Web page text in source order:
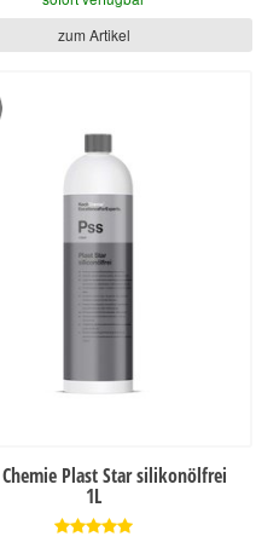
zum Artikel
Plast Star silikonölfrei
1L